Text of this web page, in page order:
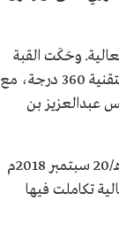
الرابعة تشييد القبة التاريخية كأبرز الفعاليات التي احتضنها المهرجان ضمن 65 فعالية. وحَكَت القبة
تاريخ مدينة جدة قبل 2600 عام في عرض مرئي، بتحويل الموقع من الداخل إلى شاشة عرض كبيرة بتقنية 360 درجة، مع
عبدالعزيز بن
وتزامنًا مع احتفالات المملكة بعيدها الوطني الـ88 شهدت منطقة جدة التاريخية في 10 محرم 1440هـ/20 سبتمبر 2018م
فيها 22 فعالية تكاملت فيها